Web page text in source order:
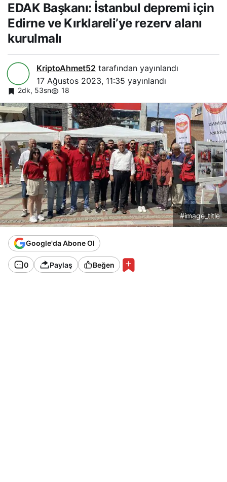
EDAK Başkanı: İstanbul depremi için
Edirne ve Kırklareli’ye rezerv alanı
kurulmalı
KriptoAhmet52 tarafından yayınlandı
17 Ağustos 2023, 11:35 yayınlandı
2dk, 53sn 18
#image_title
Google'da Abone Ol
0 Paylaş Beğen